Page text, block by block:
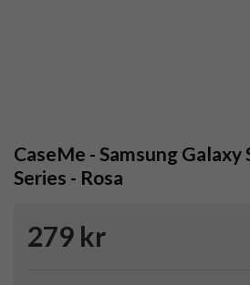
CaseMe - Samsung Galaxy
Series - Rosa
279 kr